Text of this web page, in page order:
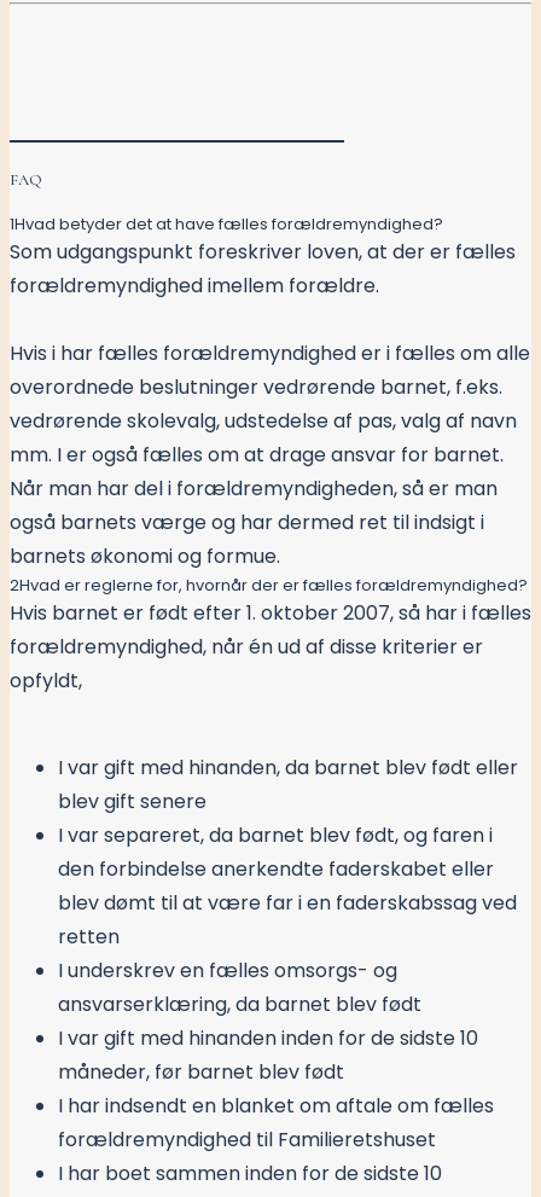
FAQ
1Hvad betyder det at have fælles forældremyndighed?
Som udgangspunkt foreskriver loven, at der er fælles
forældremyndighed imellem forældre.
Hvis i har fælles forældremyndighed er i fælles om alle
overordnede beslutninger vedrørende barnet, f.eks.
vedrørende skolevalg, udstedelse af pas, valg af navn
mm. I er også fælles om at drage ansvar for barnet.
Når man har del i forældremyndigheden, så er man
også barnets værge og har dermed ret til indsigt i
barnets økonomi og formue.
2Hvad er reglerne for, hvornår der er fælles forældremyndighed?
Hvis barnet er født efter 1. oktober 2007, så har i fælles
forældremyndighed, når én ud af disse kriterier er
opfyldt,
I var gift med hinanden, da barnet blev født eller
blev gift senere
I var separeret, da barnet blev født, og faren i
den forbindelse anerkendte faderskabet eller
blev dømt til at være far i en faderskabssag ved
retten
I underskrev en fælles omsorgs- og
ansvarserklæring, da barnet blev født
I var gift med hinanden inden for de sidste 10
måneder, før barnet blev født
I har indsendt en blanket om aftale om fælles
forældremyndighed til Familieretshuset
I har boet sammen inden for de sidste 10